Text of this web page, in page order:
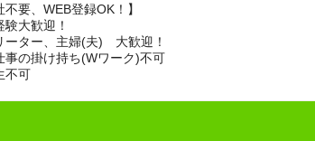
不要、WEB登録OK！】
験大歓迎！
ーター、主婦(夫) 大歓迎！
の掛け持ち(Wワーク)不可
不可